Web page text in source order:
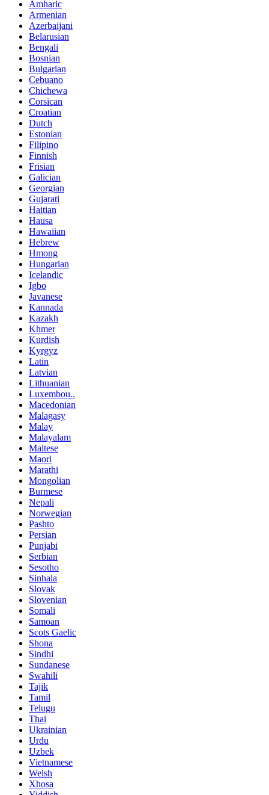
Amharic
Armenian
Azerbaijani
Belarusian
Bengali
Bosnian
Bulgarian
Cebuano
Chichewa
Corsican
Croatian
Dutch
Estonian
Filipino
Finnish
Frisian
Galician
Georgian
Gujarati
Haitian
Hausa
Hawaiian
Hebrew
Hmong
Hungarian
Icelandic
Igbo
Javanese
Kannada
Kazakh
Khmer
Kurdish
Kyrgyz
Latin
Latvian
Lithuanian
Luxembou..
Macedonian
Malagasy
Malay
Malayalam
Maltese
Maori
Marathi
Mongolian
Burmese
Nepali
Norwegian
Pashto
Persian
Punjabi
Serbian
Sesotho
Sinhala
Slovak
Slovenian
Somali
Samoan
Scots Gaelic
Shona
Sindhi
Sundanese
Swahili
Tajik
Tamil
Telugu
Thai
Ukrainian
Urdu
Uzbek
Vietnamese
Welsh
Xhosa